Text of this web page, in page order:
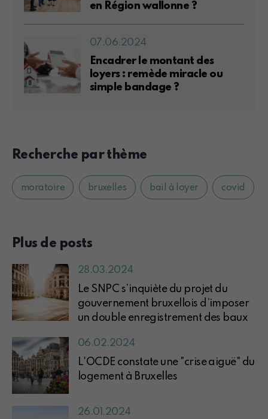
en Région wallonne ?
07.06.2024
Encadrer le montant des
loyers : remède miracle ou
simple bandage ?
Recherche par thème
moratoire bruxelles bail à loyer covid
Plus de posts
28.03.2024
Le SNPC s’inquiète du projet du
gouvernement bruxellois d’imposer
un double enregistrement des baux
06.02.2024
L'OCDE constate une "crise aiguë" du
logement à Bruxelles
26.01.2024